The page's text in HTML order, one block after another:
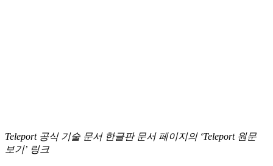
Teleport 공식 기술 문서 한글판 문서 페이지의 ‘Teleport 원문
보기’ 링크